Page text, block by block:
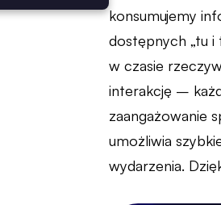
konsumujemy
dostępnych „tu i
w czasie
interakcję –
zaangażowanie
umożliwia
wydarzenia.